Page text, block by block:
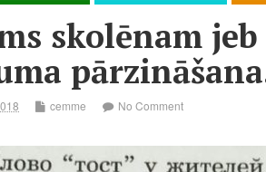
skolēnam
cemme No Comment